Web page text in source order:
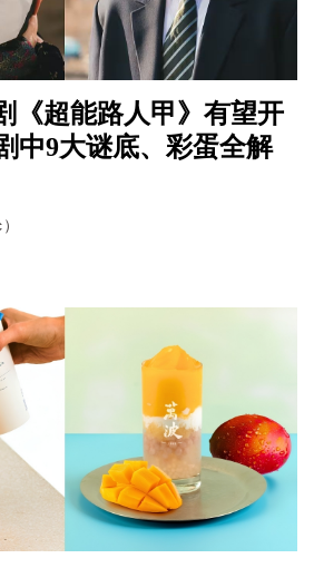
《超能路人甲》有望开
中9大谜底、彩蛋全解